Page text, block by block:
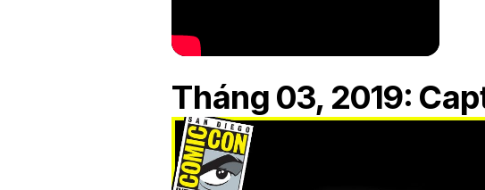
Tháng 03, 2019: